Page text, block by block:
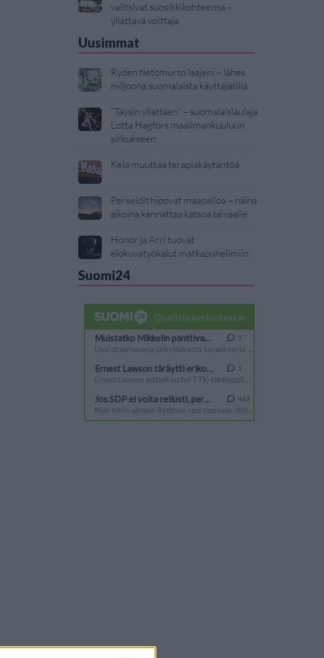
valitsivat suosikkikohteensa –
yllättävä voittaja
Uusimmat
Ryden tietomurto laajeni – lähes
miljoona suomalaista käyttäjätiliä
”Täysin yllättäen” – suomalaislaulaja
Lotta Hagfors maailmankuuluun
sirkukseen
Kela muuttaa terapiakäytäntöä
Perseidit hipovat maapalloa – näinä
aikoina kannattaa katsoa taivaalle
Honor ja Arri tuovat
elokuvatyökalut matkapuhelimiin
Suomi24